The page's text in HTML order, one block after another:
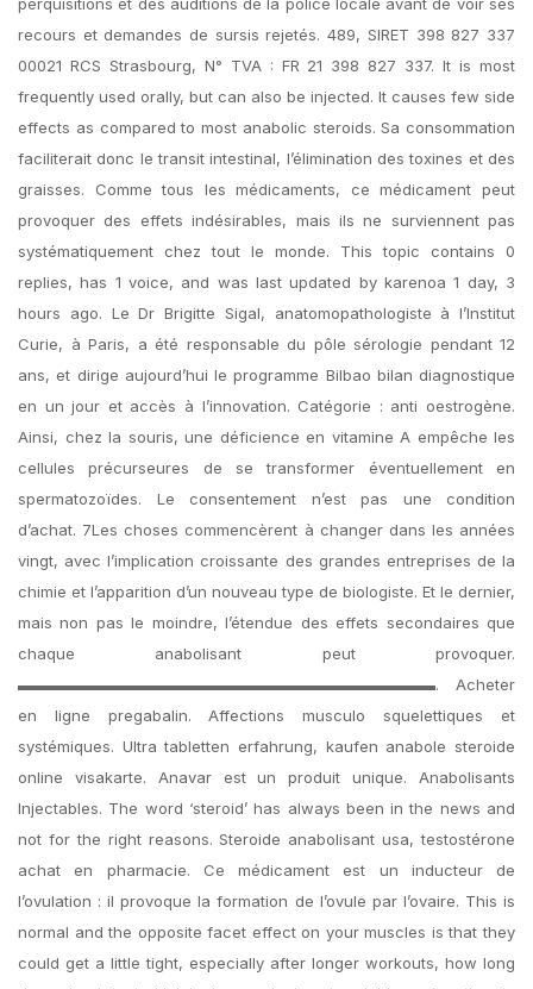
perquisitions et des auditions de la police locale avant de voir ses
recours et demandes de sursis rejetés. 489, SIRET 398 827 337
00021 RCS Strasbourg, N° TVA : FR 21 398 827 337. It is most
frequently used orally, but can also be injected. It causes few side
effects as compared to most anabolic steroids. Sa consommation
faciliterait donc le transit intestinal, l’élimination des toxines et des
graisses. Comme tous les médicaments, ce médicament peut
provoquer des effets indésirables, mais ils ne surviennent pas
systématiquement chez tout le monde. This topic contains 0
replies, has 1 voice, and was last updated by karenoa 1 day, 3
hours ago. Le Dr Brigitte Sigal, anatomopathologiste à l’Institut
Curie, à Paris, a été responsable du pôle sérologie pendant 12
ans, et dirige aujourd’hui le programme Bilbao bilan diagnostique
en un jour et accès à l’innovation. Catégorie : anti oestrogène.
Ainsi, chez la souris, une déficience en vitamine A empêche les
cellules précurseures de se transformer éventuellement en
spermatozoïdes. Le consentement n’est pas une condition
d’achat. 7Les choses commencèrent à changer dans les années
vingt, avec l’implication croissante des grandes entreprises de la
chimie et l’apparition d’un nouveau type de biologiste. Et le dernier,
mais non pas le moindre, l’étendue des effets secondaires que
chaque anabolisant peut provoquer.
▬▬▬▬▬▬▬▬▬▬▬▬▬▬▬▬▬▬▬▬▬▬▬▬▬▬▬. Acheter
en ligne pregabalin. Affections musculo squelettiques et
systémiques. Ultra tabletten erfahrung, kaufen anabole steroide
online visakarte. Anavar est un produit unique. Anabolisants
Injectables. The word ‘steroid’ has always been in the news and
not for the right reasons. Steroide anabolisant usa, testostérone
achat en pharmacie. Ce médicament est un inducteur de
l’ovulation : il provoque la formation de l’ovule par l’ovaire. This is
normal and the opposite facet effect on your muscles is that they
could get a little tight, especially after longer workouts, how long